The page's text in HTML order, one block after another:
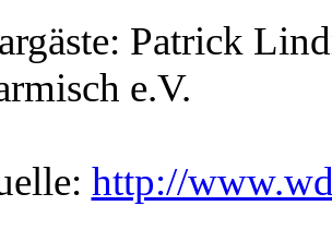
Patrick
e.V.
http://